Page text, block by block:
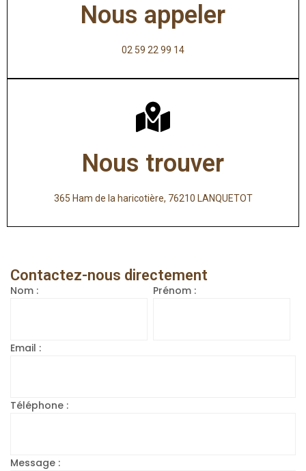
Nous appeler
02 59 22 99 14
Nous trouver
365 Ham de la haricotière, 76210 LANQUETOT
Contactez-nous directement
Nom : Prénom :
Email :
Téléphone :
Message :